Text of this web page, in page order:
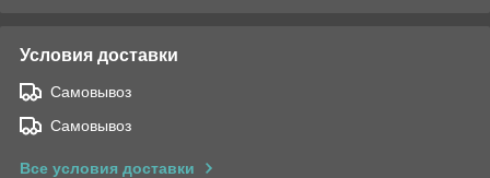
Условия доставки
Самовывоз
Самовывоз
Все условия доставки